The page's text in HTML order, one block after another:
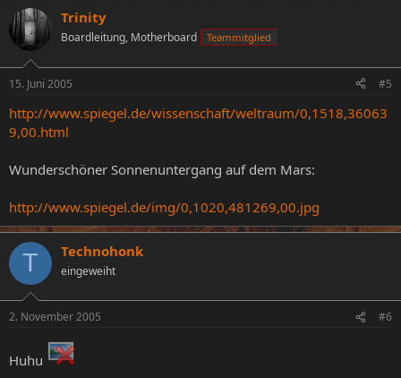
Trinity
Boardleitung, Motherboard Teammitglied
15. Juni 2005 #5
http://www.spiegel.de/wissenschaft/weltraum/0,1518,36063
9,00.html
Wunderschöner Sonnenuntergang auf dem Mars:
http://www.spiegel.de/img/0,1020,481269,00.jpg
T Technohonk
eingeweiht
2. November 2005 #6
Huhu